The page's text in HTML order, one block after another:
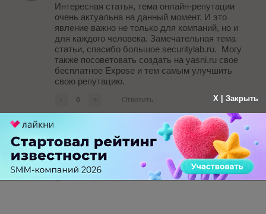
Интересная статья, тема онлайн-репутации
очень актуальна на данный момент. И это
явление важно не только для компаний, но и
для каждого человека. Замечательная тема
статьи, спасибо большое securitylab.ru. Могу
также посоветовать создать на yasni.ru свое
бесплатное Expose и тем самым улучшить
свою репутацию.
0 Ответить
Гость
больше года назад
;) И
X | Закрыть